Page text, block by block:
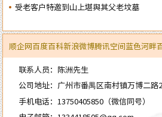
受老客户特邀到山上堪舆其父老坟墓
顺企网百度百科新浪微博腾讯空间蓝色河畔
联系人员：陈洲先生
公司地址：广州市番禺区南村镇万博二路
手机电话： 13750405850（微信同号）